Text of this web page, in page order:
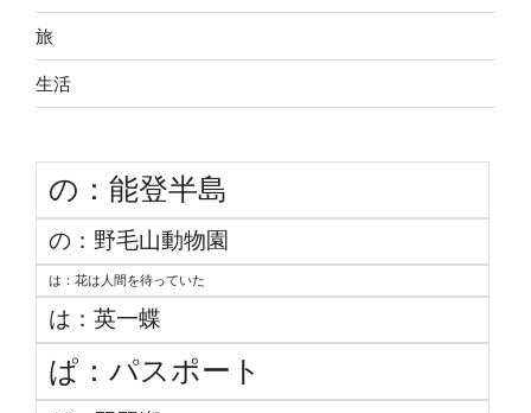
旅
生活
の：能登半島
の：野毛山動物園
は：花は人間を待っていた
は：英一蝶
ぱ：パスポート